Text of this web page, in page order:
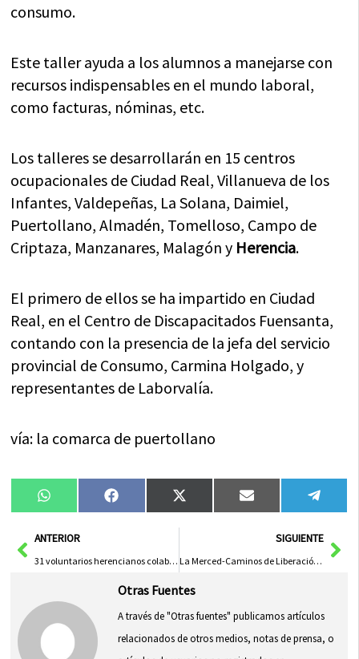
consumo.
Este taller ayuda a los alumnos a manejarse con
recursos indispensables en el mundo laboral,
como facturas, nóminas, etc.
Los talleres se desarrollarán en 15 centros
ocupacionales de Ciudad Real, Villanueva de los
Infantes, Valdepeñas, La Solana, Daimiel,
Puertollano, Almadén, Tomelloso, Campo de
Criptaza, Manzanares, Malagón y Herencia.
El primero de ellos se ha impartido en Ciudad
Real, en el Centro de Discapacitados Fuensanta,
contando con la presencia de la jefa del servicio
provincial de Consumo, Carmina Holgado, y
representantes de Laborvalía.
vía: la comarca de puertollano
Compartir
en
WhatsAppCompartir
en
FacebookCompartir
en
X
(Twitter)
Compartir
en
Email
en
AntANTERIOR
31 voluntarios herencianos colaboran en la Expo de Zaragoza
SIGUIENTE
La Merced-Caminos de Liberación, revista dirigida desde Herencia, cumple 90 años
Otras Fuentes
A través de "Otras fuentes" publicamos artículos
relacionados de otros medios, notas de prensa, o